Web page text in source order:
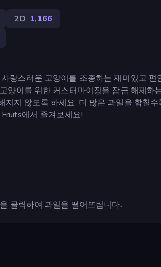
2D 1,166
랑스러운 고양이를 조종하는 재미있고 편
양이를 위한 커스터마이징을 잠금 해제하
지 않도록 하세요. 더 많은 과일을 합칠
에서 즐겨보세요!
클릭하여 과일을 떨어뜨립니다.